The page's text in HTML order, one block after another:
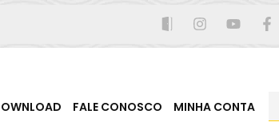
FALE CONOSCO MINHA CONTA